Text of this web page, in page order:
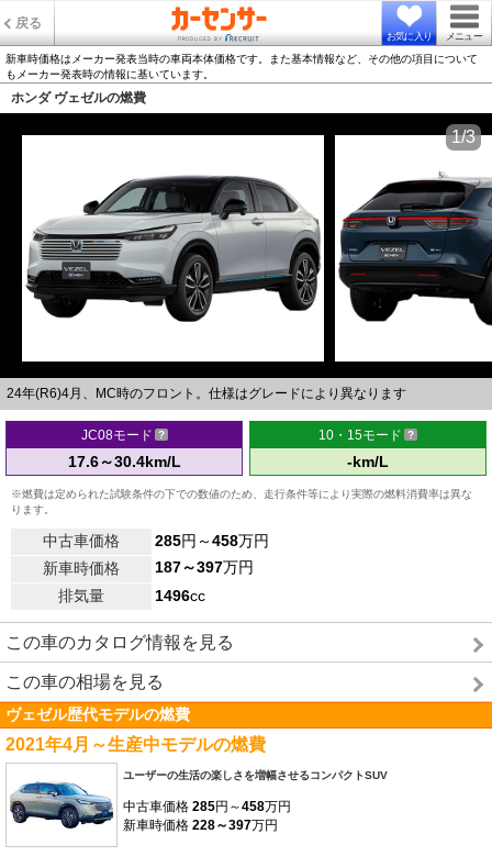
戻る
お気に入り メニュー
新車時価格はメーカー発表当時の車両本体価格です。また基本情報など、その他の項目について
もメーカー発表時の情報に基いています。
ホンダ ヴェゼルの燃費
24年(R6)4月、MC時のフロント。仕様はグレードにより異なります
1/3
JC08モード
17.6～30.4km/L
10・15モード
-km/L
※燃費は定められた試験条件の下での数値のため、走行条件等により実際の燃料消費率は異な
ります。
中古車価格 285円～458万円
新車時価格
187～397万円
排気量
1496cc
この車のカタログ情報を見る
この車の相場を見る
ヴェゼル歴代モデルの燃費
2021年4月～生産中モデルの燃費
ユーザーの生活の楽しさを増幅させるコンパクトSUV
中古車価格 285円～458万円
新車時価格 228～397万円